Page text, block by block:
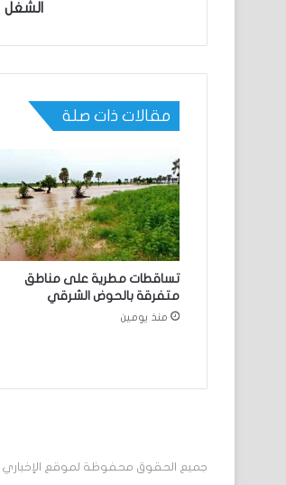
الشغل
مقالات ذات صلة
تساقطات مطرية على مناطق
متفرقة بالحوض الشرقي
منذ يومين
جميع الحقوق محفوظة لموقع الإخباري